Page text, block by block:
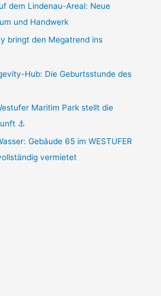
dem Lindenau-Areal: Neue
und Handwerk
bringt den Megatrend ins
Hub: Die Geburtsstunde des
Maritim Park stellt die
⚓
Gebäude 65 im WESTUFER
vermietet